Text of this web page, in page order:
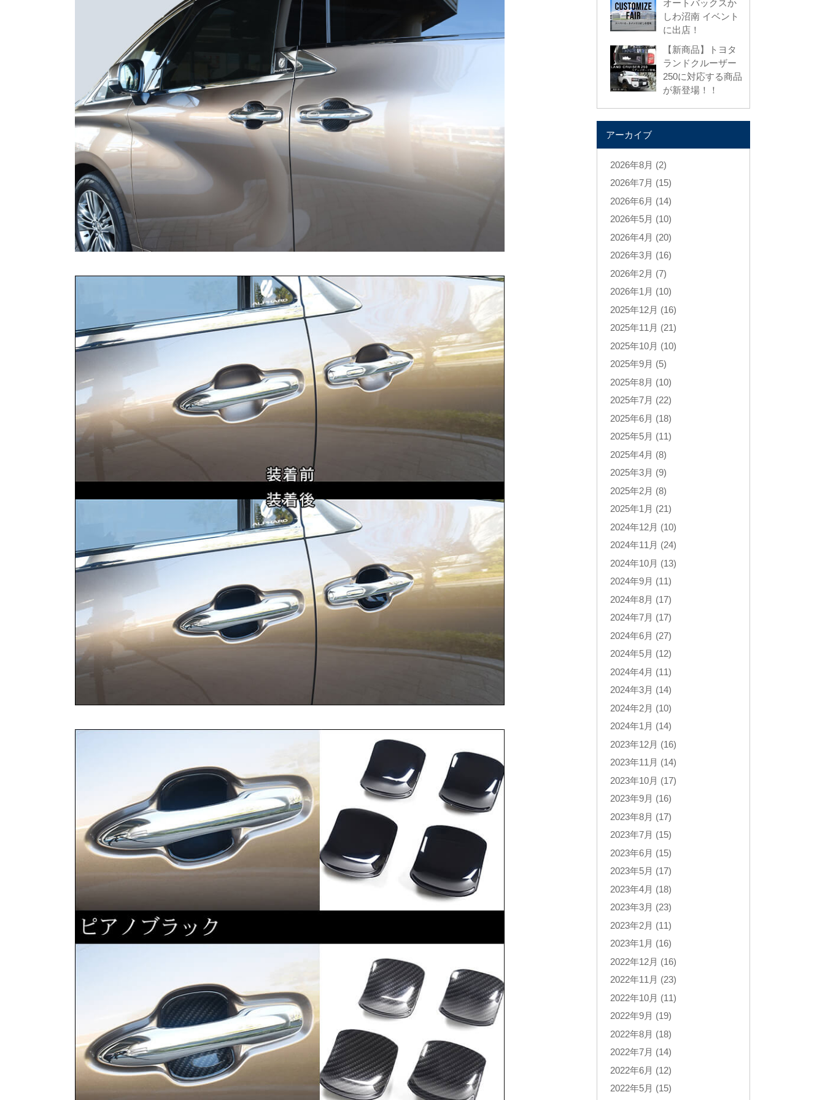
オートバックスか
しわ沼南 イベント
に出店！
【新商品】トヨタ
ランドクルーザー
250に対応する商品
が新登場！！
アーカイブ
2026年8月 (2)
2026年7月 (15)
2026年6月 (14)
2026年5月 (10)
2026年4月 (20)
2026年3月 (16)
2026年2月 (7)
2026年1月 (10)
2025年12月 (16)
2025年11月 (21)
2025年10月 (10)
2025年9月 (5)
2025年8月 (10)
2025年7月 (22)
2025年6月 (18)
2025年5月 (11)
2025年4月 (8)
2025年3月 (9)
2025年2月 (8)
2025年1月 (21)
2024年12月 (10)
2024年11月 (24)
2024年10月 (13)
2024年9月 (11)
2024年8月 (17)
2024年7月 (17)
2024年6月 (27)
2024年5月 (12)
2024年4月 (11)
2024年3月 (14)
2024年2月 (10)
2024年1月 (14)
2023年12月 (16)
2023年11月 (14)
2023年10月 (17)
2023年9月 (16)
2023年8月 (17)
2023年7月 (15)
2023年6月 (15)
2023年5月 (17)
2023年4月 (18)
2023年3月 (23)
2023年2月 (11)
2023年1月 (16)
2022年12月 (16)
2022年11月 (23)
2022年10月 (11)
2022年9月 (19)
2022年8月 (18)
2022年7月 (14)
2022年6月 (12)
2022年5月 (15)